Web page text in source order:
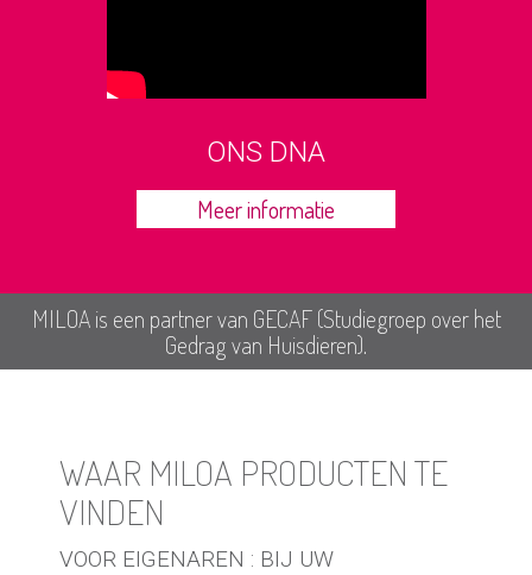
ONS DNA
Meer informatie
MILOA is een partner van GECAF (Studiegroep over het
Gedrag van Huisdieren).
WAAR MILOA PRODUCTEN TE
VINDEN
VOOR EIGENAREN : BIJ UW